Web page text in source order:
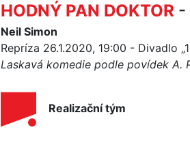
HODNÝ PAN DOKTOR -
Neil Simon
Repríza 26.1.2020, 19:00 - Divadlo
Laskavá komedie podle povídek A.
Realizační tým